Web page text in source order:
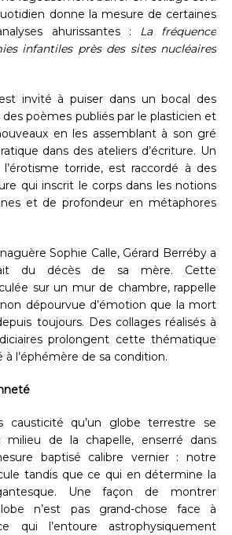
donne la mesure de certaines
ahurissantes : La fréquence
infantiles près des sites nucléaires
invité à puiser dans un bocal des
poèmes publiés par le plasticien et
en les assemblant à son gré
dans des ateliers d’écriture. Un
torride, est raccordé à des
qui inscrit le corps dans les notions
et de profondeur en métaphores
Sophie Calle, Gérard Berréby a
du décès de sa mère. Cette
sur un mur de chambre, rappelle
dépourvue d’émotion que la mort
toujours. Des collages réalisés à
prolongent cette thématique
l’éphémère de sa condition.
causticité qu’un globe terrestre se
milieu de la chapelle, enserré dans
baptisé calibre vernier : notre
tandis que ce qui en détermine la
Une façon de montrer
n’est pas grand-chose face à
qui l’entoure astrophysiquement